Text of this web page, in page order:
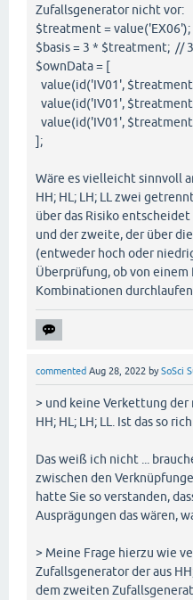
Zufallsgenerator nicht vor:
$treatment =
$basis = 3 * $treatment; //
$ownData = [
value(id('IV01', $treatment
value(id('IV01', $treatment
value(id('IV01', $treatment
];
Wäre es vielleicht sinnvoll
HH; HL; LH; LL zwei
über das Risiko
und der zweite, der über
(entweder hoch oder
Überprüfung, ob von
Kombinationen
commented Aug 28, 2022 bySoSci
> und keine Verkettung
HH; HL; LH; LL. Ist das so
Das weiß ich nicht ...
zwischen den
hatte Sie so verstanden,
Ausprägungen das wären,
> Meine Frage hierzu wie
Zufallsgenerator der aus
dem zweiten